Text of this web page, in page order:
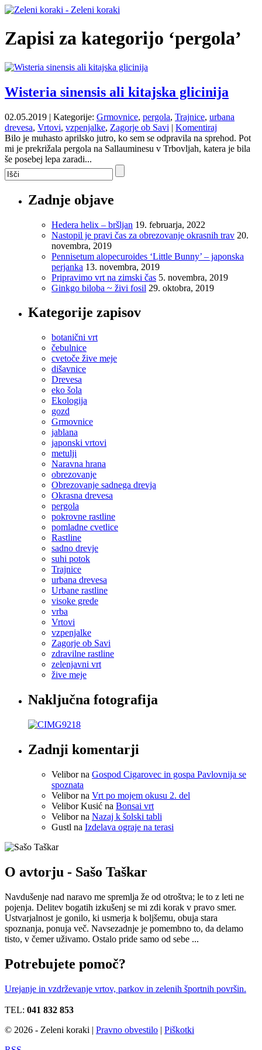
Zapisi za kategorijo ‘pergola’
Wisteria sinensis ali kitajska glicinija
02.05.2019 | Kategorije: Grmovnice, pergola, Trajnice, urbana
drevesa, Vrtovi, vzpenjalke, Zagorje ob Savi | Komentiraj
Bilo je muhasto aprilsko jutro, ko sem se odpravila na sprehod. Pot
mi je prekrižala pergola na Sallauminesu v Trbovljah, katera je bila
še posebej lepa zaradi...
Zadnje objave
Hedera helix – bršljan 19. februarja, 2022
Nastopil je pravi čas za obrezovanje okrasnih trav 20.
novembra, 2019
Pennisetum alopecuroides ‘Little Bunny’ – japonska
perjanka 13. novembra, 2019
Pripravimo vrt na zimski čas 5. novembra, 2019
Ginkgo biloba ~ živi fosil 29. oktobra, 2019
Kategorije zapisov
botanični vrt
čebulnice
cvetoče žive meje
dišavnice
Drevesa
eko šola
Ekologija
gozd
Grmovnice
jablana
japonski vrtovi
metulji
Naravna hrana
obrezovanje
Obrezovanje sadnega drevja
Okrasna drevesa
pergola
pokrovne rastline
pomladne cvetlice
Rastline
sadno drevje
suhi potok
Trajnice
urbana drevesa
Urbane rastline
visoke grede
vrba
Vrtovi
vzpenjalke
Zagorje ob Savi
zdravilne rastline
zelenjavni vrt
žive meje
Naključna fotografija
Zadnji komentarji
Veliborna Gospod Cigarovec in gospa Pavlovnija se
spoznata
Veliborna Vrt po mojem okusu 2. del
Velibor Kusić na Bonsai vrt
Veliborna Nazaj k šolski tabli
Gustl na Izdelava ograje na terasi
O avtorju - Sašo Taškar
Navdušenje nad naravo me spremlja že od otroštva; le to z leti ne
pojenja. Delitev bogatih izkušenj se mi zdi korak v pravo smer.
Ustvarjalnost je gonilo, ki usmerja k boljšemu, obuja stara
spoznanja, ponuja več. Navsezadnje je pomembno to, da delamo
tisto, v čemer uživamo. Ostalo pride samo od sebe ...
Potrebujete pomoč?
Urejanje in vzdrževanje vrtov, parkov in zelenih športnih površin.
TEL: 041 832 853
© 2026 - Zeleni koraki | Pravno obvestilo | Piškotki